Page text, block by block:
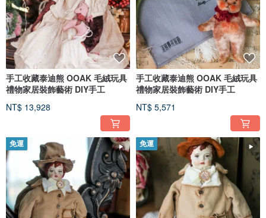
手工收藏泰迪熊 OOAK 毛絨玩具
禮物家居裝飾藝術 DIY手工
NT$ 13,928
手工收藏泰迪熊 OOAK 毛絨玩具
禮物家居裝飾藝術 DIY手工
NT$ 5,571
免運 免運